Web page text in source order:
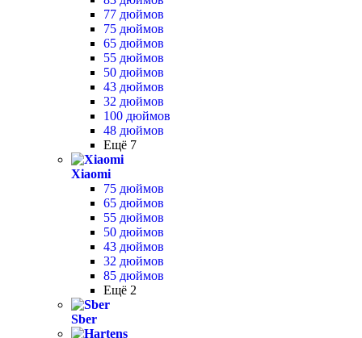
77 дюймов
75 дюймов
65 дюймов
55 дюймов
50 дюймов
43 дюймов
32 дюймов
100 дюймов
48 дюймов
Ещё 7
Xiaomi
75 дюймов
65 дюймов
55 дюймов
50 дюймов
43 дюймов
32 дюймов
85 дюймов
Ещё 2
Sber